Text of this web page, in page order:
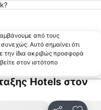
από τους
Αυτό σημαίνει ότι
την ίδια ακριβώς προσφορά
στον ιστότοπο
Hotels στον